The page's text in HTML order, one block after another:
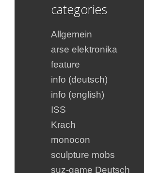
categories
Allgemein
arse elektronika
feature
info (deutsch)
info (english)
ISS
Krach
monocon
sculpture mobs
suz-game Deutsch